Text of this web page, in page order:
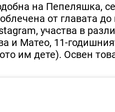
на Пепеляшка, се
от главата до
участва в
и Матео, 11-
им дете). Освен